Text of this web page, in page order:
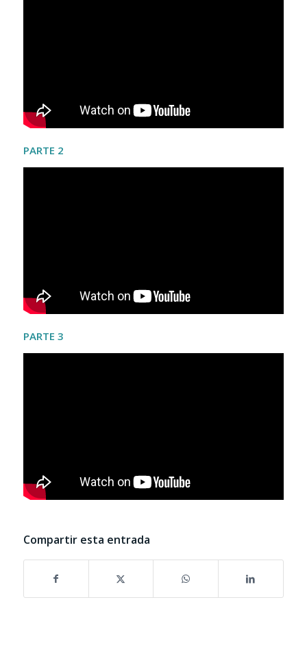
PARTE 2
PARTE 3
Compartir esta entrada